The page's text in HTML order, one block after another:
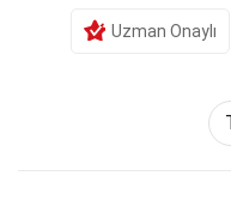
Uzman Onaylı